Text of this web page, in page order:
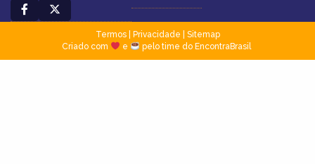
Termos| Privacidade
Sitemap
Criado com
e pelo time do EncontraBrasil